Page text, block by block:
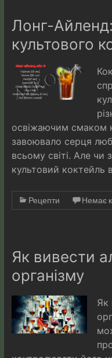
Лонг-
культового
освіжаючим смаком
завоювало серця
всьому світі. Але чи
культовий коктейль
Рецепти Немає
Як вивести
організму
Як